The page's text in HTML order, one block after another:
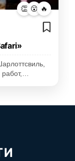
👏 😮 🔥
работ,…